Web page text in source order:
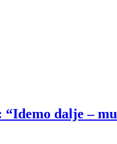
dalje –